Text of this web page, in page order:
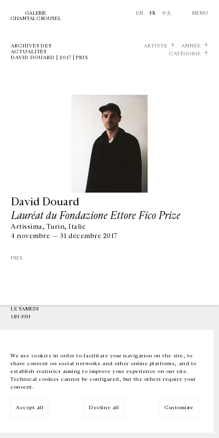
We use cookies in order to facilitate your navigation on the site, to
share content on social networks and other online platforms, and to
establish statistics aiming to improve your experience on our site.
Technical cookies cannot be configured, but the others require your
consent.
Accept all Decline all Customize
GALERIE
CHANTAL CROUSEL
EN FR 中文 MENU
ARCHIVES DES
ACTUALITÉS
DAVID DOUARD | 2017 | PRIX
ARTISTE
ANNÉE
CATÉGORIE
David Douard
Lauréat du Fondazione Ettore Fico Prize
Artissima, Turin, Italie
4 novembre — 31 décembre 2017
PRIX
T.+33 1 42 77 38 87
LE SAMEDI
11H-19H
EN FR 中文 Facebook Instagram
Inscrivez-vous à notre newsletter